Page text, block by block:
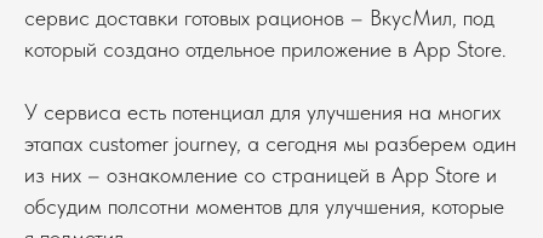
сервис доставки готовых рационов – ВкусМил, под
который создано отдельное приложение в App Store.
У сервиса есть потенциал для улучшения на многих
этапах customer journey, а сегодня мы разберем один
из них – ознакомление со страницей в App Store и
обсудим полсотни моментов для улучшения, которые